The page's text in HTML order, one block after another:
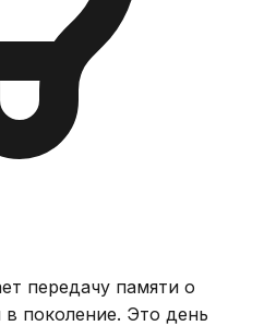
передачу памяти о
в поколение. Это день